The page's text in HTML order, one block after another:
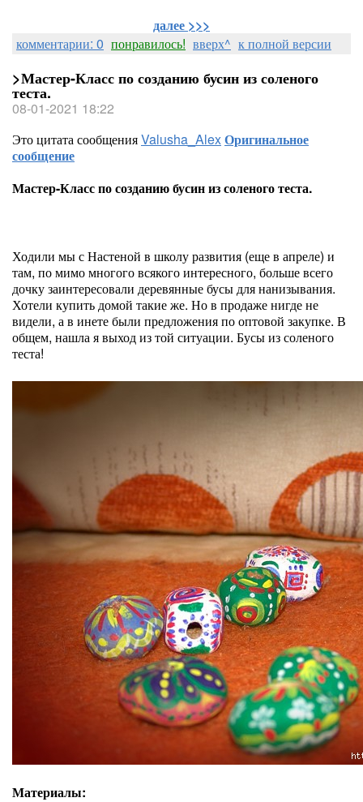
далее >>>
комментарии: 0 понравилось! вверх^ к полной версии
>Мастер-Класс по созданию бусин из соленого
теста.
08-01-2021 18:22
Это цитата сообщенияValusha_AlexОригинальное
сообщение
Мастер-Класс по созданию бусин из соленого теста.
Ходили мы с Настеной в школу развития (еще в апреле) и
там, по мимо многого всякого интересного, больше всего
дочку заинтересовали деревянные бусы для нанизывания.
Хотели купить домой такие же. Но в продаже нигде не
видели, а в инете были предложения по оптовой закупке. В
общем, нашла я выход из той ситуации. Бусы из соленого
теста!
Материалы: